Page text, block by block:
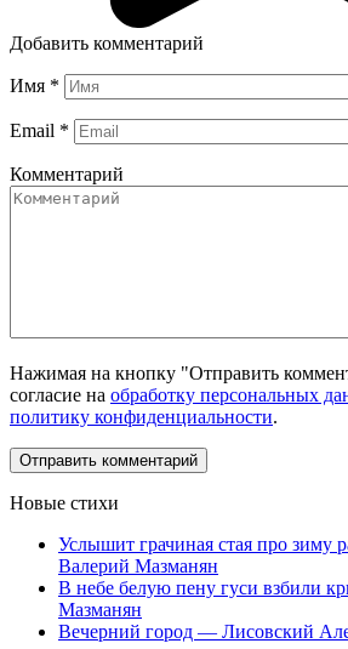
Добавить комментарий
Имя *
Email *
Комментарий
Нажимая на кнопку "Отправить
согласие на обработку персональных
политику конфиденциальности.
Новые стихи
Услышит грачиная стая про зиму
Валерий Мазманян
В небе белую пену гуси взбили
Мазманян
Вечерний город — Лисовский